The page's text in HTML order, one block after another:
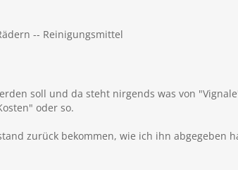
-- Reinigungsmittel
soll und da steht nirgends was von
oder so.
zurück bekommen, wie ich ihn abgegeben